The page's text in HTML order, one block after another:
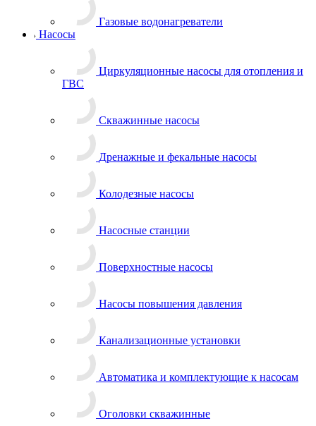
Газовые водонагреватели
Насосы
Циркуляционные насосы для отопления и
ГВС
Скважинные насосы
Дренажные и фекальные насосы
Колодезные насосы
Насосные станции
Поверхностные насосы
Насосы повышения давления
Канализационные установки
Автоматика и комплектующие к насосам
Оголовки скважинные